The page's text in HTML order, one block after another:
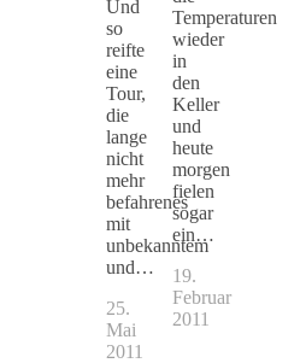
Und
so
reifte
eine
Tour,
die
lange
nicht
mehr
befahrenes
mit
unbekanntem
und…
25.
Mai
2011
Temperaturen
wieder
in
den
Keller
und
heute
morgen
fielen
sogar
ein…
19.
Februar
2011